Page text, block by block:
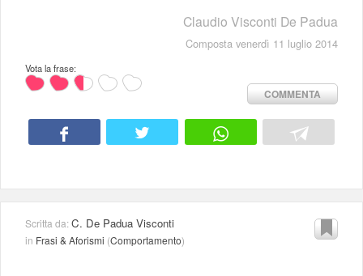
Claudio Visconti De Padua
Composta venerdì 11 luglio 2014
Vota la frase:
COMMENTA
Scritta da:C. De Padua Visconti
in Frasi & Aforismi (Comportamento)